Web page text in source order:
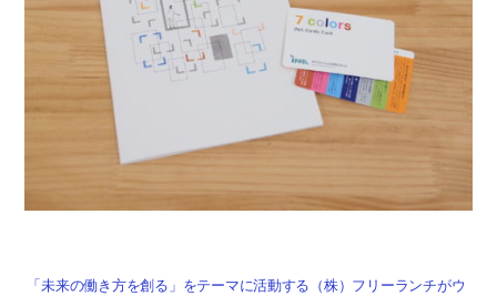
「未来の働き方を創る」をテーマに活動する（株）フリーランチがウ